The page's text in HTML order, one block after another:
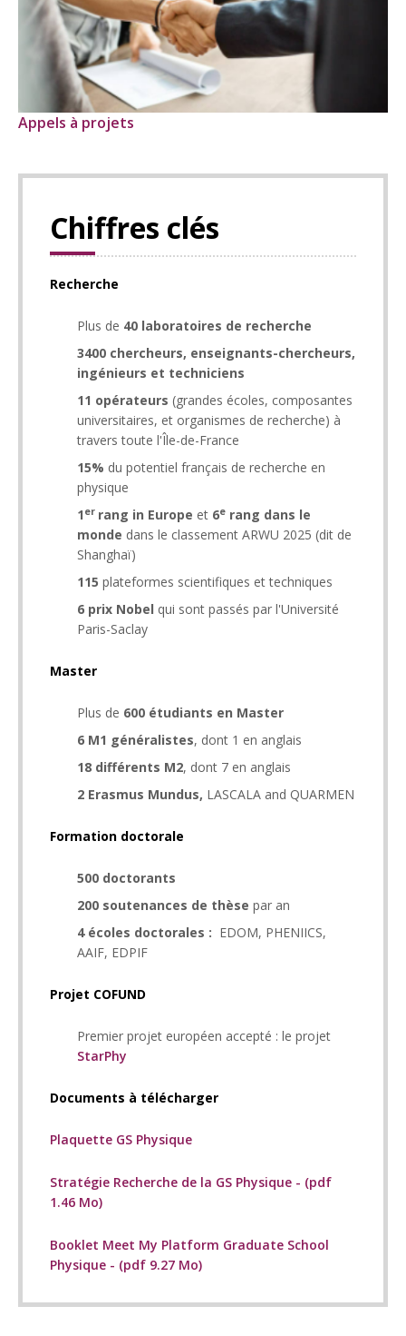
Appels à projets
Chiffres clés
Recherche
Plus de 40 laboratoires de recherche
3400 chercheurs, enseignants-chercheurs,
ingénieurs et techniciens
11 opérateurs (grandes écoles, composantes
universitaires, et organismes de recherche) à
travers toute l'Île-de-France
15% du potentiel français de recherche en
physique
1 er rang in Europe et 6e rang dans le
monde dans le classement ARWU 2025 (dit de
Shanghaï)
115 plateformes scientifiques et techniques
6 prix Nobel qui sont passés par l'Université
Paris-Saclay
Master
Plus de 600 étudiants en Master
6 M1 généralistes, dont 1 en anglais
18 différents M2, dont 7 en anglais
2 Erasmus Mundus, LASCALA and QUARMEN
Formation doctorale
500 doctorants
200 soutenances de thèse par an
4 écoles doctorales : EDOM, PHENIICS,
AAIF, EDPIF
Projet COFUND
Premier projet européen accepté : le projet
StarPhy
Documents à télécharger
Plaquette GS Physique
Stratégie Recherche de la GS Physique - (pdf
1.46 Mo)
Booklet Meet My Platform Graduate School
Physique - (pdf 9.27 Mo)